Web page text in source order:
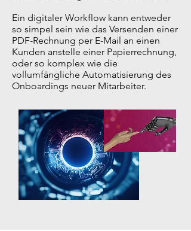
Ein digitaler Workflow kann entweder
so simpel sein wie das Versenden einer
PDF-Rechnung per E-Mail an einen
Kunden anstelle einer Papierrechnung,
oder so komplex wie die
vollumfängliche Automatisierung des
Onboardings neuer Mitarbeiter.